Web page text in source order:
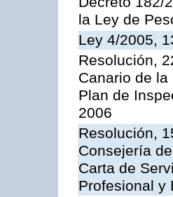
la Ley de
Ley 4/2005,
Resolución,
Canario de
Plan de
2006
Resolución,
Consejería
Carta de
Profesional y